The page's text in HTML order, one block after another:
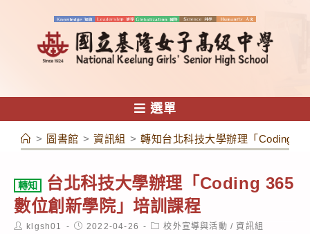
容
選單
> 圖書館 > 資訊組 > 轉知台北科技大學辦理「Coding
轉知
台北科技大學辦理「Coding 365
數位創新學院」培訓課程
Postklgsh01
Post2022-04-26
Post校外宣導與活動 / 資訊組